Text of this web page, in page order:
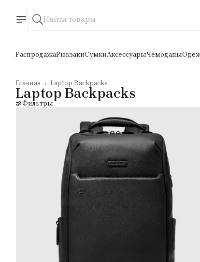
РаспродажаРюкзакиСумкиАксессуарыЧемоданы
Laptop Backpacks
Главная ›
Laptop Backpacks
Фильтры